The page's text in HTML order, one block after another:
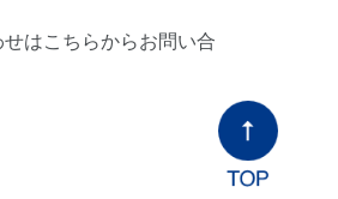
はこちらからお問い合